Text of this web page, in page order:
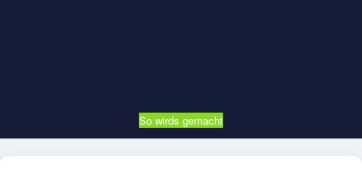
So wirds gemacht